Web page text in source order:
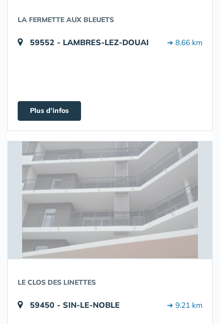
LA FERMETTE AUX BLEUETS
59552 - LAMBRES-LEZ-DOUAI ➔ 8.66 km
Plus d'infos
LE CLOS DES LINETTES
59450 - SIN-LE-NOBLE ➔ 9.21 km